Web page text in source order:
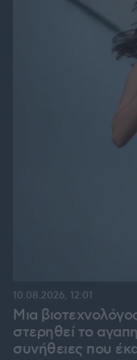
Μια
στερηθεί το
συνήθειες που
10.08.2026, 12:01